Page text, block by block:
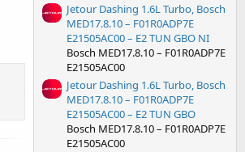
Jetour Dashing 1.6L Turbo, Bosch
MED17.8.10 – F01R0ADP7E
E21505AC00 – E2 TUN GBO NI
Bosch MED17.8.10 – F01R0ADP7E
E21505AC00
Jetour Dashing 1.6L Turbo, Bosch
MED17.8.10 – F01R0ADP7E
E21505AC00 – E2 TUN GBO
Bosch MED17.8.10 – F01R0ADP7E
E21505AC00